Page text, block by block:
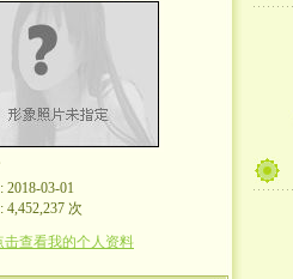
2018-03-01
4,452,237 次
击查看我的个人资料